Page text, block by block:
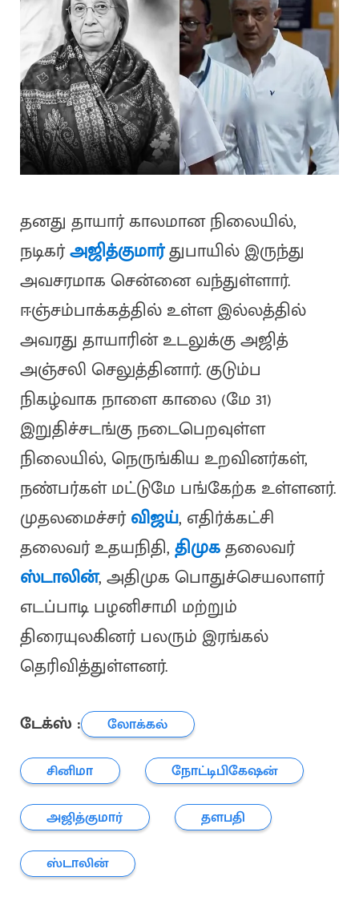
தனது தாயார் காலமான நிலையில்,
நடிகர்அஜித்குமார்துபாயில் இருந்து
அவசரமாக சென்னை வந்துள்ளார்.
ஈஞ்சம்பாக்கத்தில் உள்ள இல்லத்தில்
அவரது தாயாரின் உடலுக்கு அஜித்
அஞ்சலி செலுத்தினார். குடும்ப
நிகழ்வாக நாளை காலை (மே 31)
இறுதிச்சடங்கு நடைபெறவுள்ள
நிலையில், நெருங்கிய உறவினர்கள்,
நண்பர்கள் மட்டுமே பங்கேற்க உள்ளனர்.
முதலமைச்சர்விஜய், எதிர்க்கட்சி
தலைவர் உதயநிதி,திமுகதலைவர்
ஸ்டாலின், அதிமுக பொதுச்செயலாளர்
எடப்பாடி பழனிசாமி மற்றும்
திரையுலகினர் பலரும் இரங்கல்
தெரிவித்துள்ளனர்.
டேக்ஸ் :
லோக்கல்
சினிமா
நோட்டிபிகேஷன்
அஜித்குமார்
தளபதி
ஸ்டாலின்